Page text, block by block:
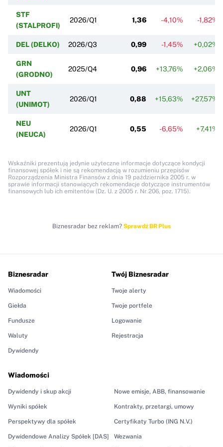
STF
(STALPROFI)
2026/Q1 1,36 -4,10% -1,82%
DEL (DELKO) 2026/Q3 0,99 -1,45% +0,02%
GRN
(GRODNO)
2025/Q4 0,96 +13,76% +2,06%
UNT
(UNIMOT)
2026/Q1 0,88 +15,63% +27,57%
NEU
(NEUCA)
2026/Q1 0,55 -6,65% +7,41%
Wskaźniki prezentują jedynie użyteczne informacje dotyczące kondycji
finansowej spółek i nie są rekomendacją w rozumieniu przepisów
Rozporządzenia Ministra Finansów z dnia 19 października 2005 r. w
sprawie informacji stanowiących rekomendacje dotyczące instrumentów
finansowych lub ich emitentów (Dz. U. z 2005 r. Nr 206, poz. 1715).
Biznesradar bez reklam? Sprawdź BR Plus
Biznesradar
Wiadomości
Giełda
Fundusze
Waluty
Dywidendy
Wiadomości
Dywidendy i skup akcji
Wyniki spółek
Perspektywy dla spółek
Dywidendowe Analizy Spółek [DAS]
Nowe emisje, ABB, finansowanie
Kontrakty, przetargi, umowy
Certyfikaty Turbo (ING N.V.)
Wezwania
Twój Biznesradar
Twoje alerty
Twoje portfele
Logowanie
Rejestracja